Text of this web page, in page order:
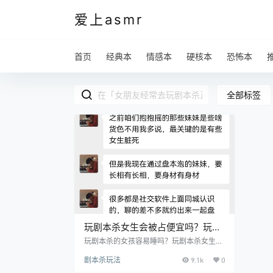
爱上asmr
首页 经典本 情感本 硬核本 恐怖本
全部标签
玩剧本杀女生会被占便宜吗？玩剧
本杀的女孩容易睡吗？
玩剧本杀的女孩容易睡吗？玩剧本杀女生会
的一个老朋友Dave，圈内有名的玩咖，最
剧本杀玩法 9.1k 0